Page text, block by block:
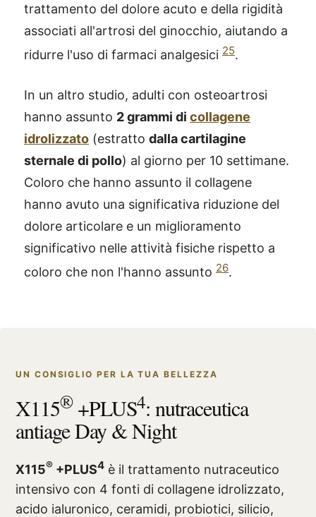
trattamento del dolore acuto e della rigidità
associati all'artrosi del ginocchio, aiutando a
ridurre l'uso di farmaci analgesici 25.
In un altro studio, adulti con osteoartrosi
hanno assunto 2 grammi di collagene
idrolizzato (estratto dalla cartilagine
sternale di pollo) al giorno per 10 settimane.
Coloro che hanno assunto il collagene
hanno avuto una significativa riduzione del
dolore articolare e un miglioramento
significativo nelle attività fisiche rispetto a
coloro che non l'hanno assunto 26.
UN CONSIGLIO PER LA TUA BELLEZZA
X115®+PLUS4: nutraceutica
antiage Day & Night
X115® +PLUS4 è il trattamento nutraceutico
intensivo con 4 fonti di collagene idrolizzato,
acido ialuronico, ceramidi, probiotici, silicio,